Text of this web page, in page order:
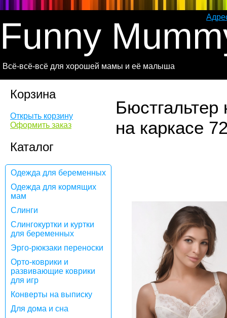
Funny
Всё-всё-всё для хорошей мамы и её малыша
Корзина
Открыть корзину
Оформить заказ
Каталог
Одежда для беременных
Одежда для кормящих
мам
Слинги
Слингокуртки и куртки
для беременных
Эрго-рюкзаки переноски
Орто-коврики и
развивающие коврики
для игр
Конверты на выписку
Для дома и сна
на каркасе